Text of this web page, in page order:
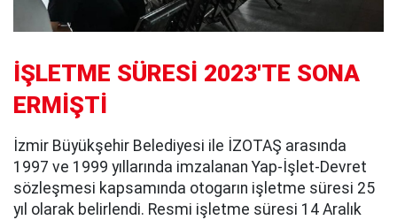
İŞLETME SÜRESİ 2023'TE SONA
ERMİŞTİ
İzmir Büyükşehir Belediyesi ile İZOTAŞ arasında
1997 ve 1999 yıllarında imzalanan Yap-İşlet-Devret
sözleşmesi kapsamında otogarın işletme süresi 25
yıl olarak belirlendi. Resmi işletme süresi 14 Aralık